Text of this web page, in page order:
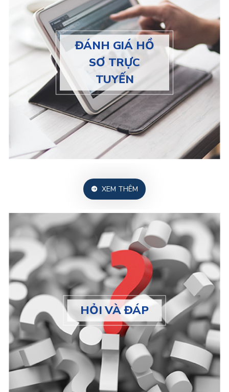
ĐÁNH GIÁ HỒ
SƠ TRỰC
TUYẾN
XEM THÊM
HỎI VÀ ĐÁP